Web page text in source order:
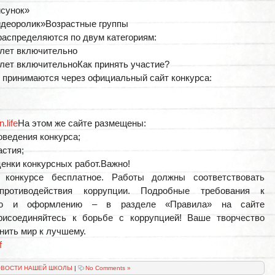
группы
по двум категориям:
включительно
включительноКак принять участие?
через официальный сайт конкурса:
На этом же сайте размещены:
конкурса;
конкурсных работ.Важно!
бесплатное. Работы должны соответствовать
коррупции. Подробные требования к
и оформлению – в разделе «Правила» на сайте
к борьбе с коррупцией! Ваше творчество
мир к лучшему.
НАШЕЙ ШКОЛЫ | No Comments »